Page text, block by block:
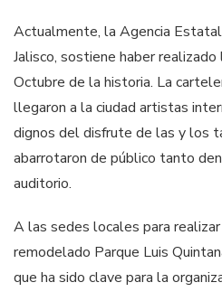
Actualmente, la Agencia
Jalisco, sostiene haber
Octubre de la historia. La
llegaron a la ciudad artistas
dignos del disfrute de las y los
abarrotaron de público tanto
auditorio.
A las sedes locales para
remodelado Parque Luis
que ha sido clave para la